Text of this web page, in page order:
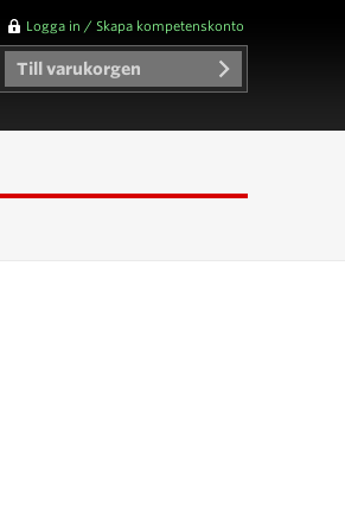
Logga in / Skapa kompetenskonto
Till varukorgen